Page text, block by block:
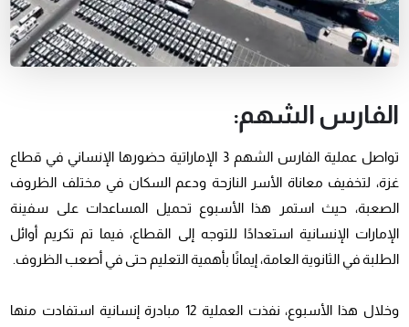
الفارس الشهم:
تواصل عملية الفارس الشهم 3 الإماراتية حضورها الإنساني في قطاع
غزة، لتخفيف معاناة الأسر النازحة ودعم السكان في مختلف الظروف
الصعبة، حيث استمر هذا الأسبوع تحميل المساعدات على سفينة
الإمارات الإنسانية استعدادًا للتوجه إلى القطاع، فيما تم تكريم أوائل
الطلبة في الثانوية العامة، إيمانًا بأهمية التعليم حتى في أصعب الظروف.
وخلال هذا الأسبوع، نفذت العملية 12 مبادرة إنسانية استفادت منها